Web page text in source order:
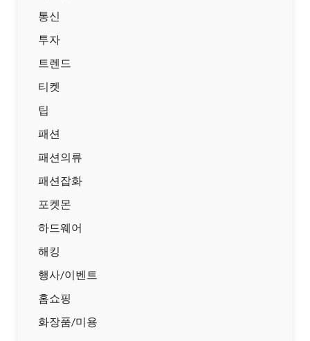
통신
투자
트렌드
티켓
팁
패션
패션의류
패션잡화
포켓몬
하드웨어
해킹
행사/이벤트
홈쇼핑
화장품/미용